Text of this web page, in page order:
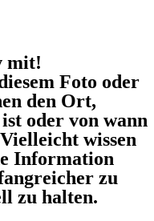
mit!
Foto oder
den Ort,
oder von wann
wissen
Information
zu
zu halten.